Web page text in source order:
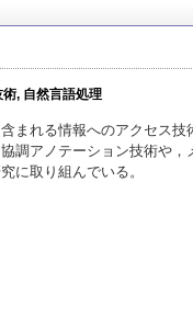
, 自然言語処理
まれる情報へのアクセス
調アノテーション技術や
に取り組んでいる。